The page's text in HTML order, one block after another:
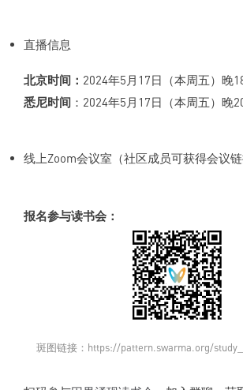
直播信息
北京时间： 2024年5月17日（本周五）晚
悉尼时间 ：2024年5月17日（本周五）晚
线上Zoom会议室（社区成员可获得会议链
报名参与读书会：
斑图链接：https://pattern.swarma.org/